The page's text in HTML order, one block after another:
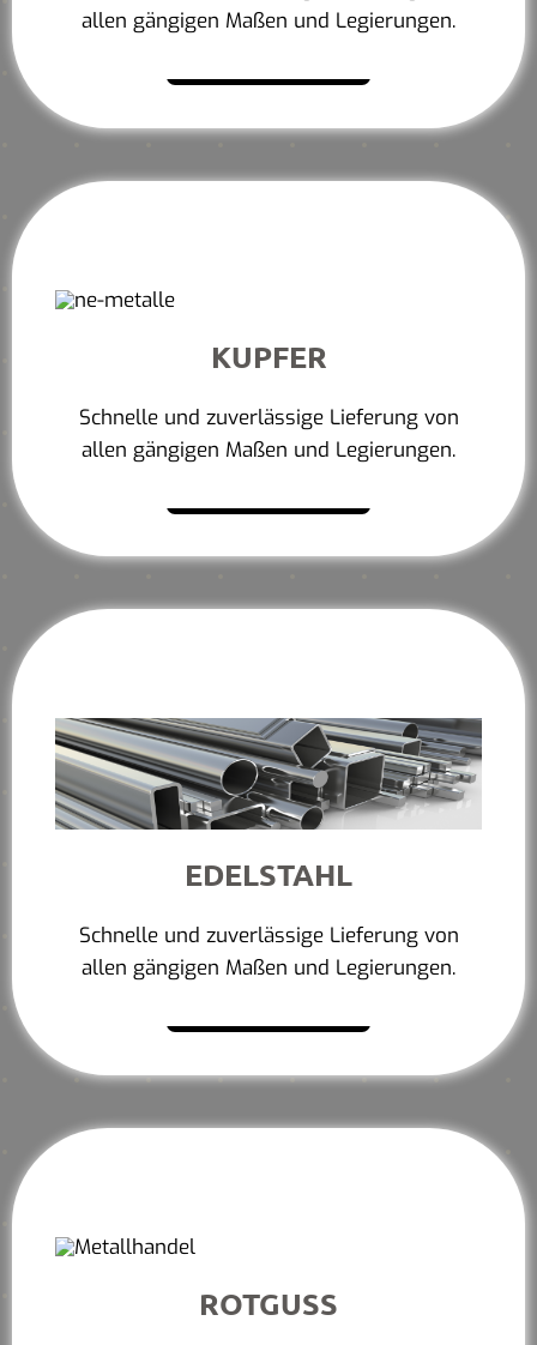
allen gängigen Maßen und Legierungen.
KUPFER
Schnelle und zuverlässige Lieferung von
allen gängigen Maßen und Legierungen.
EDELSTAHL
Schnelle und zuverlässige Lieferung von
allen gängigen Maßen und Legierungen.
ROTGUSS